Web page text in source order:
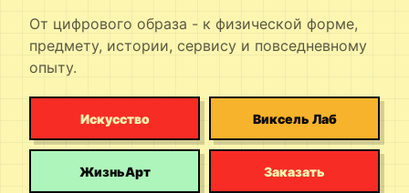
От цифрового образа - к физической форме,
предмету, истории, сервису и повседневному
опыту.
Искусство Виксель Лаб
ЖизньАрт Заказать